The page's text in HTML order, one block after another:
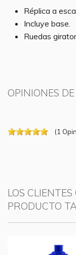
Réplica a
Incluye base.
Ruedas
OPINIONES
(1
LOS
PRODUCTO